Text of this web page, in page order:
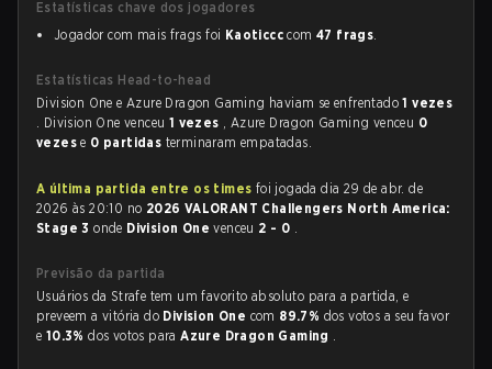
Estatísticas chave dos jogadores
Jogador com mais frags foi Kaoticcc com47 frags.
Estatísticas Head-to-head
Division One e Azure Dragon Gaming haviam se enfrentado1 vezes
. Division One venceu 1 vezes , Azure Dragon Gaming venceu 0
vezese 0 partidas terminaram empatadas.
A última partida entre os times foi jogada dia 29 de abr. de
2026 às 20:10 no 2026 VALORANT Challengers North America:
Stage 3onde Division Onevenceu 2 - 0 .
Previsão da partida
Usuários da Strafe tem um favorito absoluto para a partida, e
preveem a vitória do Division One com 89.7% dos votos a seu favor
e 10.3%dos votos paraAzure Dragon Gaming .